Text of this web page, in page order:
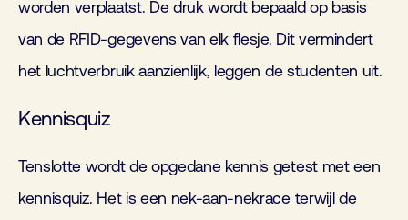
worden verplaatst. De druk wordt bepaald op basis
van de RFID-gegevens van elk flesje. Dit vermindert
het luchtverbruik aanzienlijk, leggen de studenten uit.
Kennisquiz
Tenslotte wordt de opgedane kennis getest met een
kennisquiz. Het is een nek-aan-nekrace terwijl de